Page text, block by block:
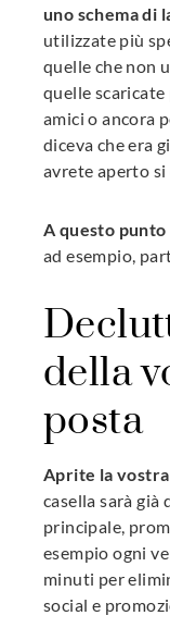
uno schema di
utilizzate più
quelle che non
quelle scaricate
amici o ancora
diceva che era
avrete aperto si
A questo
ad esempio,
della
posta
Aprite la vostra
casella sarà già
principale,
esempio ogni
minuti per
social e